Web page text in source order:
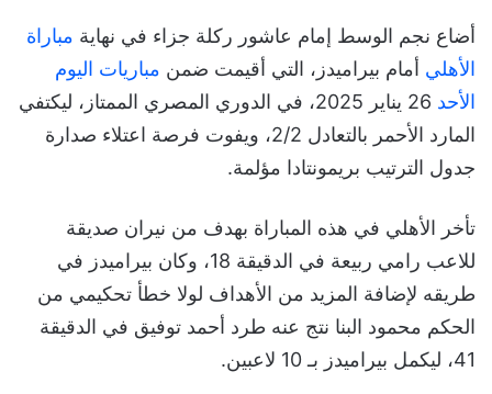
أضاع نجم الوسط إمام عاشور ركلة جزاء في نهاية مباراة
الأهلي أمام بيراميدز، التي أقيمت ضمن مباريات اليوم
الأحد
26 يناير 2025، في الدوري المصري الممتاز، ليكتفي
المارد الأحمر بالتعادل 2/2، ويفوت فرصة اعتلاء صدارة
جدول الترتيب بريمونتادا مؤلمة.
تأخر الأهلي في هذه المباراة بهدف من نيران صديقة
للاعب رامي ربيعة في الدقيقة 18، وكان بيراميدز في
طريقه لإضافة المزيد من الأهداف لولا خطأ تحكيمي من
الحكم محمود البنا نتج عنه طرد أحمد توفيق في الدقيقة
41، ليكمل بيراميدز بـ 10 لاعبين.